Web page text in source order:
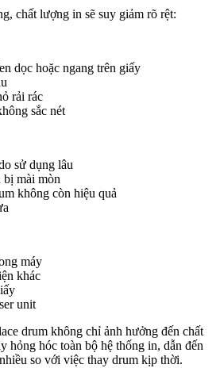
chất lượng in sẽ suy giảm rõ rệt:
dọc hoặc ngang trên giấy
rải rác
sắc nét
sử dụng lâu
bị mài mòn
không còn hiệu quả
máy
khác
unit
drum không chỉ ảnh hưởng đến chất
hỏng hóc toàn bộ hệ thống in, dẫn đến
so với việc thay drum kịp thời.